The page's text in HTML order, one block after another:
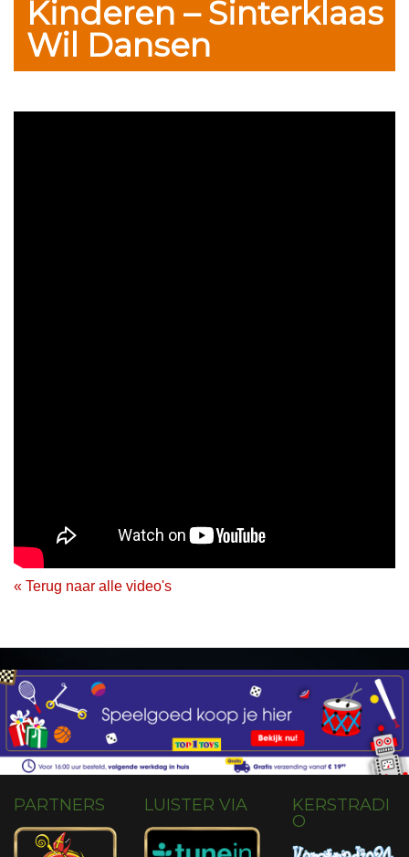
Kinderen – Sinterklaas
Wil Dansen
« Terug naar alle video's
PARTNERS LUISTER VIA
KERSTRADI
O